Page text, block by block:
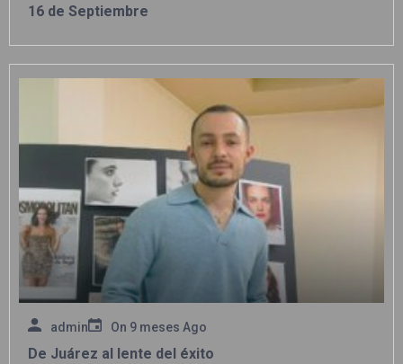
16 de Septiembre
admin On 9 meses Ago
De Juárez al lente del éxito